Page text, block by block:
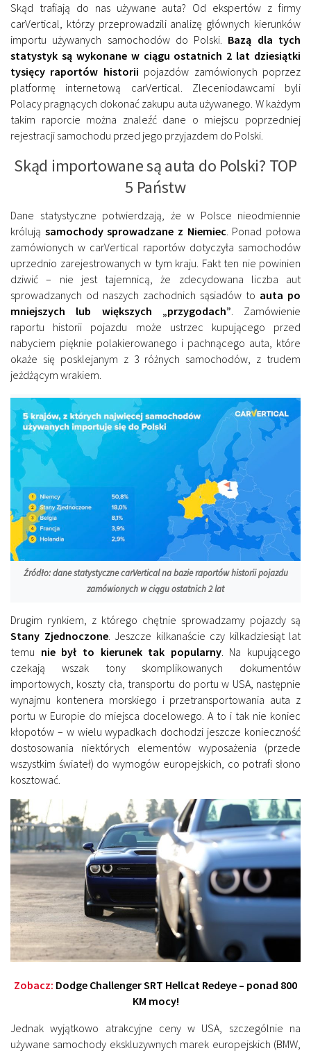
Skąd trafiają do nas używane auta? Od ekspertów z firmy
carVertical, którzy przeprowadzili analizę głównych kierunków
importu używanych samochodów do Polski. Bazą dla tych
statystyk są wykonane w ciągu ostatnich 2 lat dziesiątki
tysięcy raportów historii pojazdów zamówionych poprzez
platformę internetową carVertical. Zleceniodawcami byli
Polacy pragnących dokonać zakupu auta używanego. W każdym
takim raporcie można znaleźć dane o miejscu poprzedniej
rejestracji samochodu przed jego przyjazdem do Polski.
Skąd importowane są auta do Polski? TOP
5 Państw
Dane statystyczne potwierdzają, że w Polsce nieodmiennie
królują samochody sprowadzane z Niemiec. Ponad połowa
zamówionych w carVertical raportów dotyczyła samochodów
uprzednio zarejestrowanych w tym kraju. Fakt ten nie powinien
dziwić – nie jest tajemnicą, że zdecydowana liczba aut
sprowadzanych od naszych zachodnich sąsiadów to auta po
mniejszych lub większych „przygodach”. Zamówienie
raportu historii pojazdu może ustrzec kupującego przed
nabyciem pięknie polakierowanego i pachnącego auta, które
okaże się posklejanym z 3 różnych samochodów, z trudem
jeżdżącym wrakiem.
Źródło: dane statystyczne carVertical na bazie raportów historii pojazdu
zamówionych w ciągu ostatnich 2 lat
Drugim rynkiem, z którego chętnie sprowadzamy pojazdy są
Stany Zjednoczone. Jeszcze kilkanaście czy kilkadziesiąt lat
temu nie był to kierunek tak popularny. Na kupującego
czekają wszak tony skomplikowanych dokumentów
importowych, koszty cła, transportu do portu w USA, następnie
wynajmu kontenera morskiego i przetransportowania auta z
portu w Europie do miejsca docelowego. A to i tak nie koniec
kłopotów – w wielu wypadkach dochodzi jeszcze konieczność
dostosowania niektórych elementów wyposażenia (przede
wszystkim świateł) do wymogów europejskich, co potrafi słono
kosztować.
Zobacz: Dodge Challenger SRT Hellcat Redeye – ponad 800
KM mocy!
Jednak wyjątkowo atrakcyjne ceny w USA, szczególnie na
używane samochody ekskluzywnych marek europejskich (BMW,